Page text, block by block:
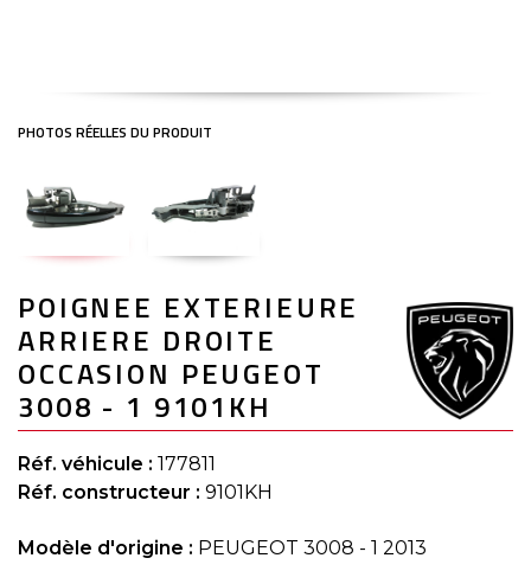
to
the
beginning
of
the
images
gallery
POIGNEE EXTERIEURE
ARRIERE DROITE
OCCASION PEUGEOT
3008 - 1 9101KH
Réf. véhicule : 177811
Réf. constructeur : 9101KH
Modèle d'origine : PEUGEOT 3008 - 1 2013